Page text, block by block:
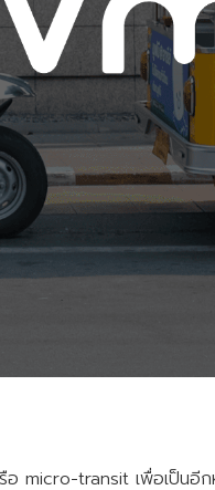
micro-transit เพื่อเป็นอีก